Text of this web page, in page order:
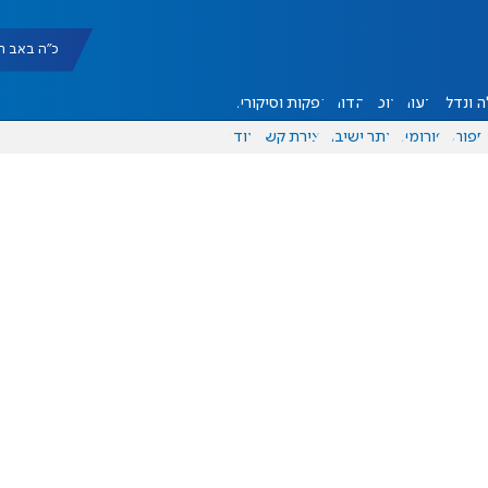
כ"ה באב תשפ"ו
ונדל"ן דעות אוכל יהדות הפקות וסיקורים
ספורט פורומים אתר ישיבה יצירת קשר עוד